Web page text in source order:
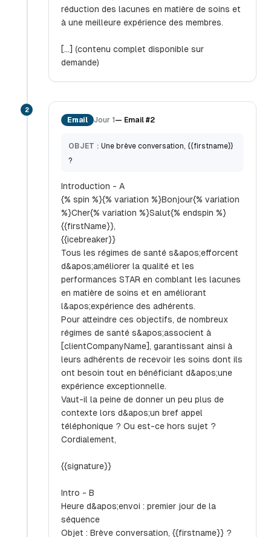
réduction des lacunes en matière de soins et
à une meilleure expérience des membres.
[...] (contenu complet disponible sur
demande)
2
Email Jour 1 — Email #2
OBJET : Une brève conversation, {{firstname}}
?
Introduction - A
{% spin %}{% variation %}Bonjour{% variation
%}Cher{% variation %}Salut{% endspin %}
{{firstName}},
{{icebreaker}}
Tous les régimes de santé s&apos;efforcent
d&apos;améliorer la qualité et les
performances STAR en comblant les lacunes
en matière de soins et en améliorant
l&apos;expérience des adhérents.
Pour atteindre ces objectifs, de nombreux
régimes de santé s&apos;associent à
[clientCompanyName], garantissant ainsi à
leurs adhérents de recevoir les soins dont ils
ont besoin tout en bénéficiant d&apos;une
expérience exceptionnelle.
Vaut-il la peine de donner un peu plus de
contexte lors d&apos;un bref appel
téléphonique ? Ou est-ce hors sujet ?
Cordialement,
{{signature}}
Intro - B
Heure d&apos;envoi : premier jour de la
séquence
Objet : Brève conversation, {{firstname}} ?